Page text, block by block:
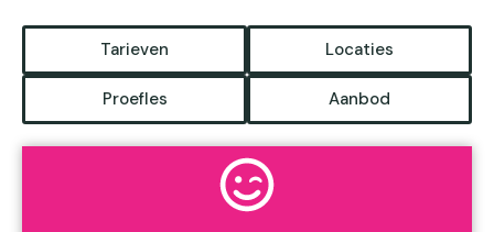
Tarieven Locaties
Proefles Aanbod